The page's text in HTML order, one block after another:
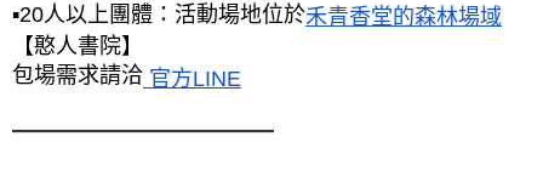
▪️20人以上團體：活動場地位於禾青香堂的森林場域
【憨人書院】
包場需求請洽 官方LINE
━━━━━━━━━━━━